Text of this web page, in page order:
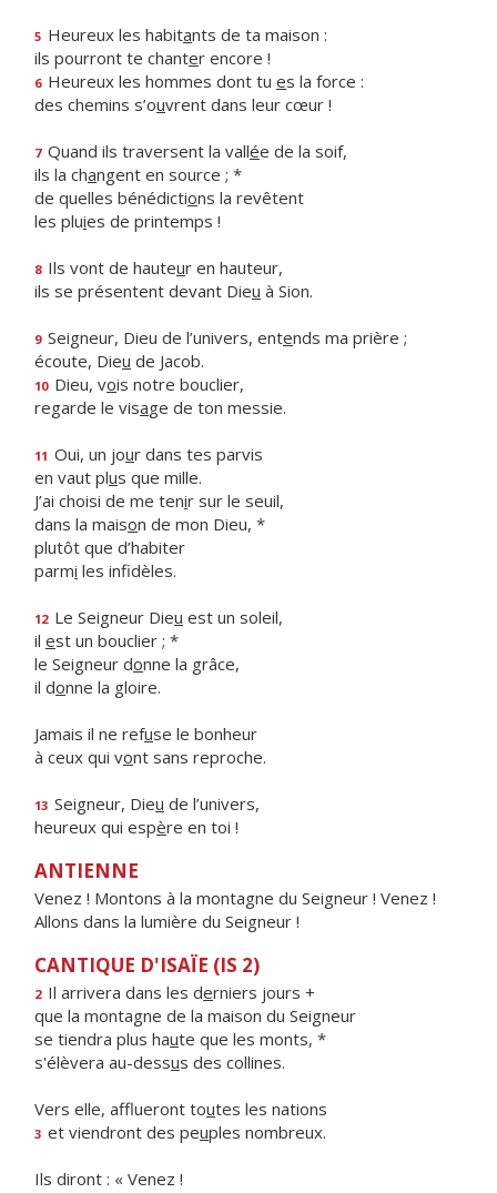
5 Heureux les habitants de ta maison :
ils pourront te chanter encore !
6 Heureux les hommes dont tu es la force :
des chemins s’ouvrent dans leur cœur !
7 Quand ils traversent la vallée de la soif,
ils la changent en source ; *
de quelles bénédictions la revêtent
les pluies de printemps !
8 Ils vont de hauteur en hauteur,
ils se présentent devant Dieu à Sion.
9 Seigneur, Dieu de l’univers, entends ma prière ;
écoute, Dieu de Jacob.
10 Dieu, vois notre bouclier,
regarde le visage de ton messie.
11 Oui, un jour dans tes parvis
en vaut plus que mille.
J’ai choisi de me tenir sur le seuil,
dans la maison de mon Dieu, *
plutôt que d’habiter
parmi les infidèles.
12 Le Seigneur Dieu est un soleil,
il est un bouclier ; *
le Seigneur donne la grâce,
il donne la gloire.
Jamais il ne refuse le bonheur
à ceux qui vont sans reproche.
13 Seigneur, Dieu de l’univers,
heureux qui espère en toi !
ANTIENNE
Venez ! Montons à la montagne du Seigneur ! Venez !
Allons dans la lumière du Seigneur !
CANTIQUE D'ISAÏE (IS 2)
2 Il arrivera dans les derniers jours +
que la montagne de la maison du Seigneur
se tiendra plus haute que les monts, *
s'élèvera au-dessus des collines.
Vers elle, afflueront toutes les nations
3 et viendront des peuples nombreux.
Ils diront : « Venez !